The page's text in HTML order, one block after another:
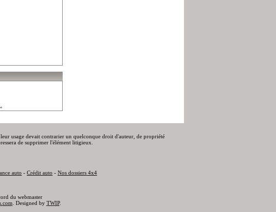
usage devait contrarier un quelconque droit d'auteur, de propriété
de supprimer l'élément litigieux.
auto - Crédit auto - Nos dossiers 4x4
du webmaster
. Designed by TWIP.